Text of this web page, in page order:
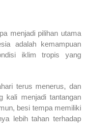
menjadi pilihan utama
adalah kemampuan
iklim tropis yang
terus menerus, dan
kali menjadi tantangan
besi tempa memiliki
lebih tahan terhadap